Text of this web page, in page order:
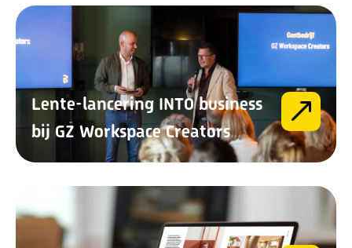
Lente-lancering INTO business
bij GZ Workspace Creators